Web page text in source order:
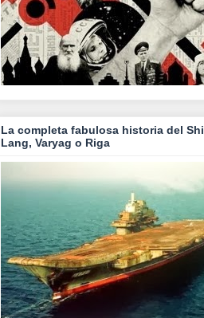
La completa fabulosa historia del Shi
Lang, Varyag o Riga